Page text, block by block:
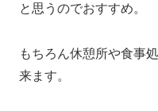
と思うのでおすすめ。
もちろん休憩所や食事
来ます。